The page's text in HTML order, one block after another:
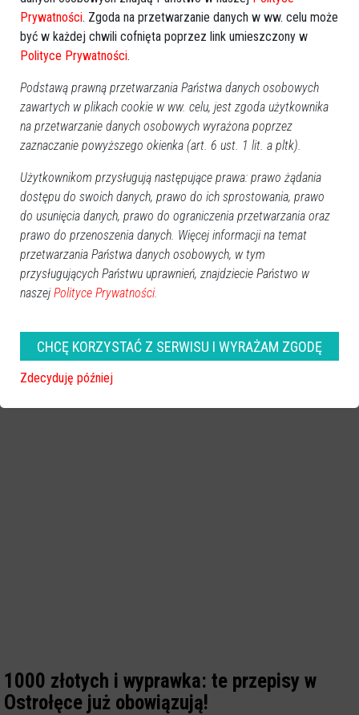
"Taksówka dla seniora" rusza w Ostrołęce.
Znamy datę!
2025-03-26 16:55
1000 złotych i wyprawka: te przepisy w
Ostrołęce już obowiązują!
Prywatności. Zgoda na przetwarzanie danych w ww. celu może
być w każdej chwili cofnięta poprzez link umieszczony w
Polityce Prywatności.
Podstawą prawną przetwarzania Państwa danych osobowych
zawartych w plikach cookie w ww. celu, jest zgoda użytkownika
na przetwarzanie danych osobowych wyrażona poprzez
zaznaczanie powyższego okienka (art. 6 ust. 1 lit. a pltk).
Użytkownikom przysługują następujące prawa: prawo żądania
dostępu do swoich danych, prawo do ich sprostowania, prawo
do usunięcia danych, prawo do ograniczenia przetwarzania oraz
prawo do przenoszenia danych. Więcej informacji na temat
przetwarzania Państwa danych osobowych, w tym
przysługujących Państwu uprawnień, znajdziecie Państwo w
naszej Polityce Prywatności.
CHCĘ KORZYSTAĆ Z SERWISU I WYRAŻAM ZGODĘ
Zdecyduję później